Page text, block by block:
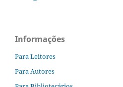
Informações
Para Leitores
Para Autores